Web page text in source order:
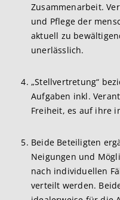
Zusammenarbeit.
und Pflege der
aktuell zu
unerlässlich.
„Stellvertretung“
Aufgaben inkl.
Freiheit, es auf ihre
Beide Beteiligten
Neigungen und
nach individuellen
verteilt werden.